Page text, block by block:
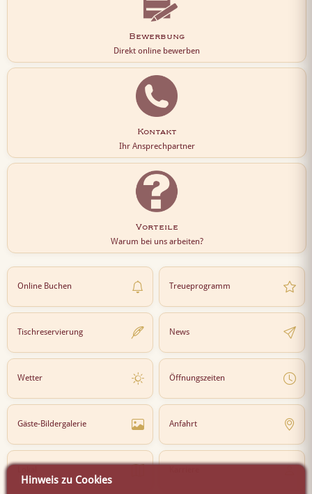
Bewerbung
Direkt online bewerben
Kontakt
Ihr Ansprechpartner
Vorteile
Warum bei uns arbeiten?
Online Buchen Treueprogramm
Tischreservierung News
Wetter Öffnungszeiten
Gäste-Bildergalerie Anfahrt
Hinweis zu Cookies